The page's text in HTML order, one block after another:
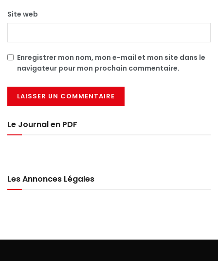
Site web
Enregistrer mon nom, mon e-mail et mon site dans le
navigateur pour mon prochain commentaire.
Le Journal en PDF
Les Annonces Légales